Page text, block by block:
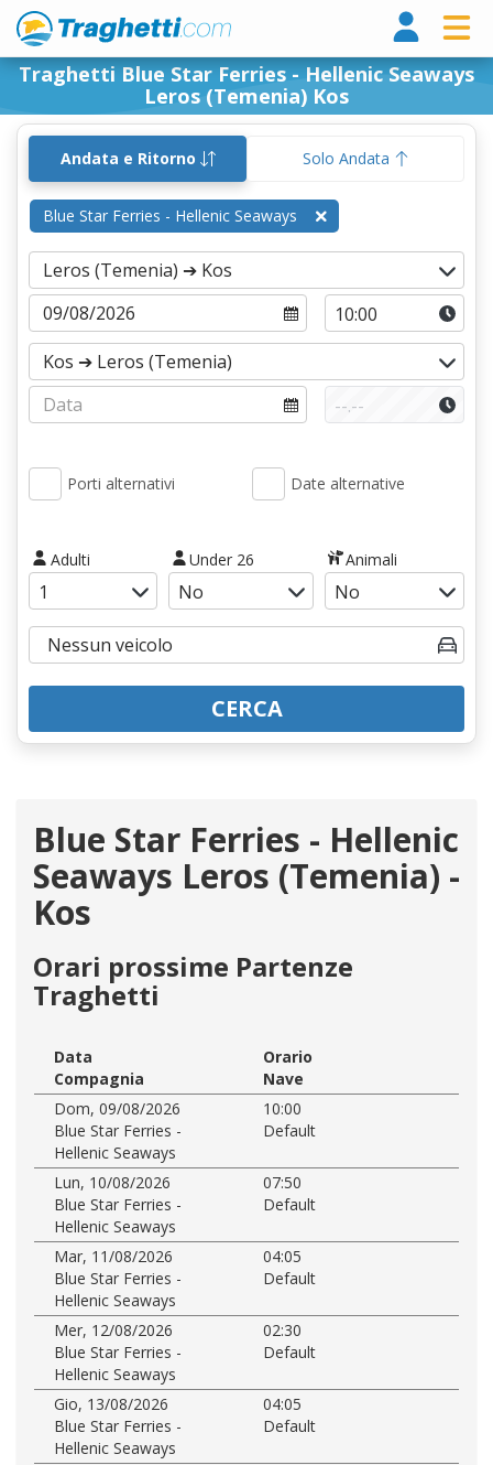
Traghetti Blue Star Ferries - Hellenic Seaways
Leros (Temenia) Kos
Andata e Ritorno Solo Andata
Blue Star Ferries - Hellenic Seaways
Porti alternativi Date alternative
Adulti Under 26 Animali
CERCA
Blue Star Ferries - Hellenic
Seaways Leros (Temenia) -
Kos
Orari prossime Partenze
Traghetti
Data
Orario
Compagnia
Nave
Dom, 09/08/2026
10:00
Blue Star Ferries -
Hellenic Seaways
Default
Lun, 10/08/2026
07:50
Blue Star Ferries -
Hellenic Seaways
Default
Mar, 11/08/2026
04:05
Blue Star Ferries -
Hellenic Seaways
Default
Mer, 12/08/2026
02:30
Blue Star Ferries -
Hellenic Seaways
Default
Gio, 13/08/2026
04:05
Blue Star Ferries -
Hellenic Seaways
Default